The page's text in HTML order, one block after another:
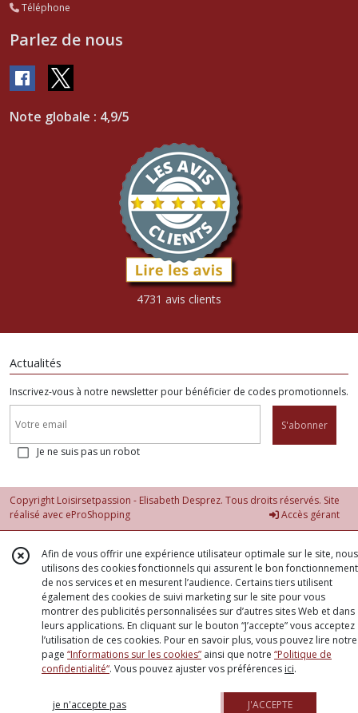
Téléphone
Parlez de nous
Note globale : 4,9/5
4731 avis clients
Actualités
Inscrivez-vous à notre newsletter pour bénéficier de codes promotionnels.
S'abonner
Je ne suis pas un robot
Copyright Loisirsetpassion - Elisabeth Desprez. Tous droits réservés. Site
réalisé avec eProShopping Accès gérant
Afin de vous offrir une expérience utilisateur optimale sur le site, nous
utilisons des cookies fonctionnels qui assurent le bon fonctionnement
de nos services et en mesurent l’audience. Certains tiers utilisent
également des cookies de suivi marketing sur le site pour vous
montrer des publicités personnalisées sur d’autres sites Web et dans
leurs applications. En cliquant sur le bouton “J’accepte” vous acceptez
l’utilisation de ces cookies. Pour en savoir plus, vous pouvez lire notre
page “Informations sur les cookies” ainsi que notre “Politique de
confidentialité“. Vous pouvez ajuster vos préférences ici.
je n'accepte pas J'ACCEPTE